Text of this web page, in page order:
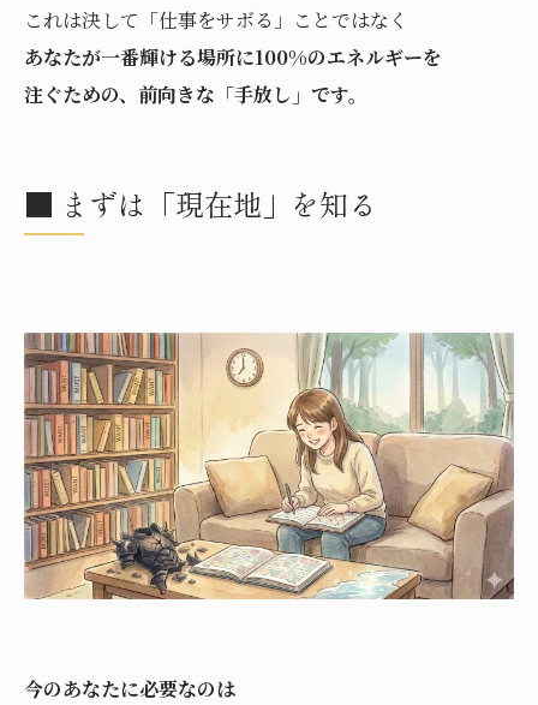
これは決して「仕事をサボる」ことではなく
あなたが一番輝ける場所に100%のエネルギーを
注ぐための、前向きな「手放し」です。
■ まずは「現在地」を知る
今のあなたに必要なのは